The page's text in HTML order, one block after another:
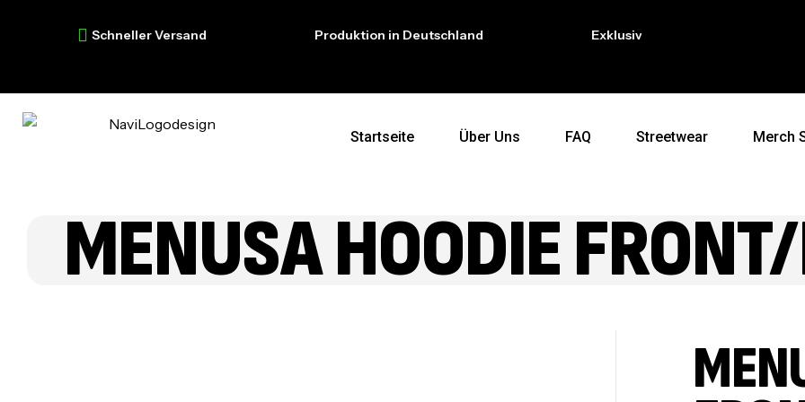
Schneller Versand Produktion in Deutschland Exklusive auf dich abgestimmt
Startseite Über Uns FAQ Streetwear Merch
MENUSA HOODIE